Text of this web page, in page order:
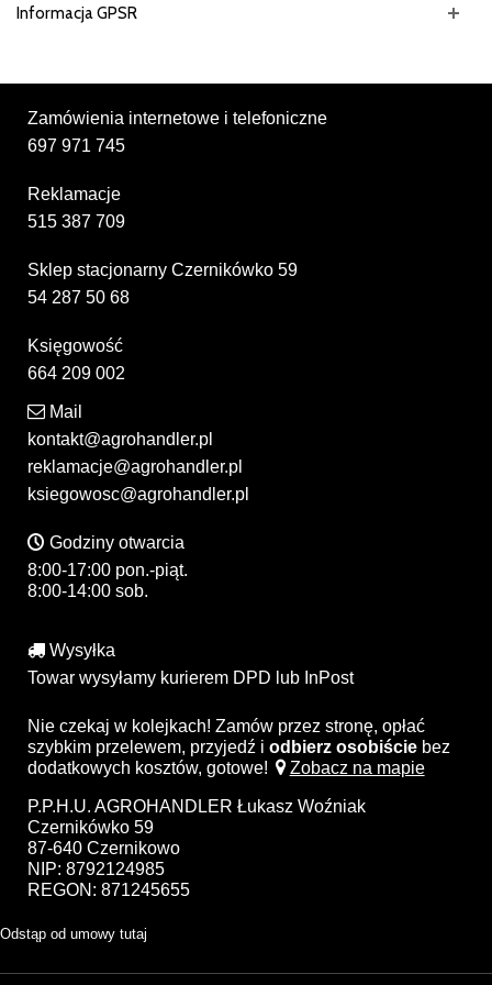
Informacja GPSR
Zamówienia internetowe i telefoniczne
697 971 745
Reklamacje
515 387 709
Sklep stacjonarny Czernikówko 59
54 287 50 68
Księgowość
664 209 002
Mail
kontakt@agrohandler.pl
reklamacje@agrohandler.pl
ksiegowosc@agrohandler.pl
Godziny otwarcia
8:00-17:00 pon.-piąt.
8:00-14:00 sob.
Wysyłka
Towar wysyłamy kurierem DPD lub InPost
Nie czekaj w kolejkach! Zamów przez stronę, opłać
szybkim przelewem, przyjedź i odbierz osobiście bez
dodatkowych kosztów, gotowe!
Zobacz na mapie
P.P.H.U. AGROHANDLER Łukasz Woźniak
Czernikówko 59
87-640 Czernikowo
NIP: 8792124985
REGON: 871245655
Odstąp od umowy tutaj